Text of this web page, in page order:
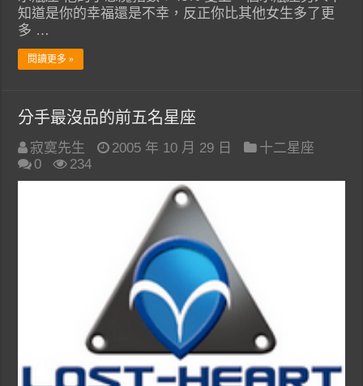
知道是你的幸福還是不幸，反正你比其他女生多了更
多 …
閱讀更多 »
分手最沒品的前五名星座
寂寞先生 2005 年 10 月 29 日
十二星座
0
234